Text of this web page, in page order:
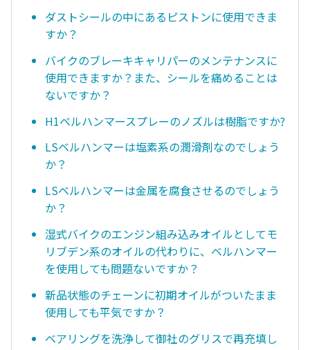
ダストシールの中にあるピストンに使用できま
すか？
バイクのブレーキキャリパーのメンテナンスに
使用できますか？また、シールを痛めることは
ないですか？
H1ベルハンマースプレーのノズルは樹脂ですか?
LSベルハンマーは塩素系の潤滑剤なのでしょう
か？
LSベルハンマーは金属を腐食させるのでしょう
か？
湿式バイクのエンジン組み込みオイルとしてモ
リブデン系のオイルの代わりに、ベルハンマー
を使用しても問題ないですか？
新品状態のチェーンに初期オイルがついたまま
使用しても平気ですか？
ベアリングを洗浄して御社のグリスで再充填し